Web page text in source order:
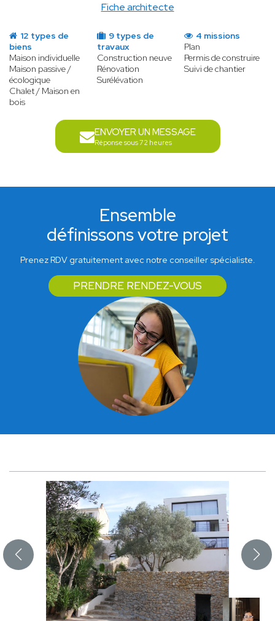
Fiche architecte
12 types de
biens
Maison individuelle
Maison passive /
écologique
Chalet / Maison en
bois
9 types de
travaux
Construction neuve
Rénovation
Surélévation
4 missions
Plan
Permis de construire
Suivi de chantier
ENVOYER UN MESSAGE
Réponse sous 72 heures
Ensemble
définissons votre projet
Prenez RDV gratuitement avec notre conseiller spécialiste.
PRENDRE RENDEZ-VOUS